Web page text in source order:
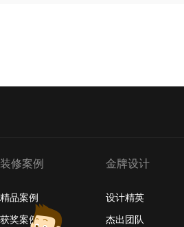
装修案例
精品案例
获奖案例
金牌设计
设计精英
杰出团队